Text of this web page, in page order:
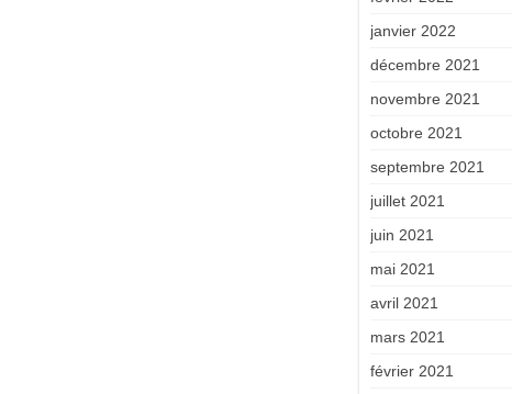
janvier 2022
décembre 2021
novembre 2021
octobre 2021
septembre 2021
juillet 2021
juin 2021
mai 2021
avril 2021
mars 2021
février 2021